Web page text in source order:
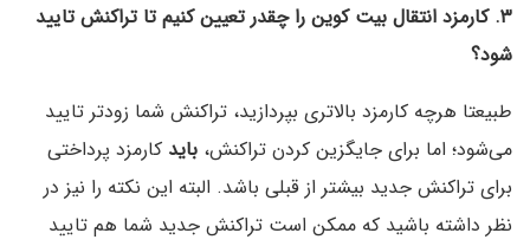
۳. کارمزد انتقال بیت کوین را چقدر تعیین کنیم تا تراکنش تایید
شود؟
طبیعتا هرچه کارمزد بالاتری بپردازید، تراکنش شما زودتر تایید
می‌شود؛ اما برای جایگزین کردن تراکنش، باید کارمزد پرداختی
برای تراکنش جدید بیشتر از قبلی باشد. البته این نکته را نیز در
نظر داشته باشید که ممکن است تراکنش جدید شما هم تایید